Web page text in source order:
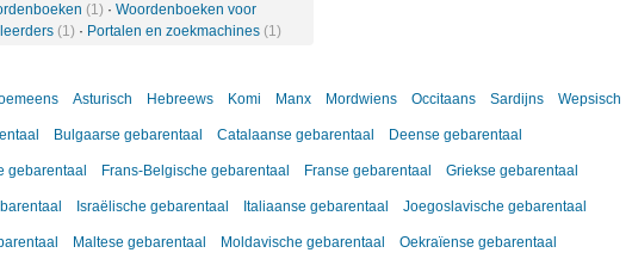
(1) · Woordenboeken voor
(1) · Portalen en zoekmachines (1)
Asturisch Hebreews Komi Manx Mordwiens Occitaans Sardijns Wepsisch
Bulgaarse gebarentaal Catalaanse gebarentaal Deense gebarentaal
gebarentaal Frans-Belgische gebarentaal Franse gebarentaal Griekse gebarentaal
Israëlische gebarentaal Italiaanse gebarentaal Joegoslavische gebarentaal
Maltese gebarentaal Moldavische gebarentaal Oekraïense gebarentaal